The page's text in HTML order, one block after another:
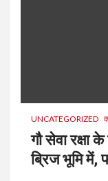
UNCATEGORIZED
गौ सेवा रक्षा
ब्रिज भूमि में,